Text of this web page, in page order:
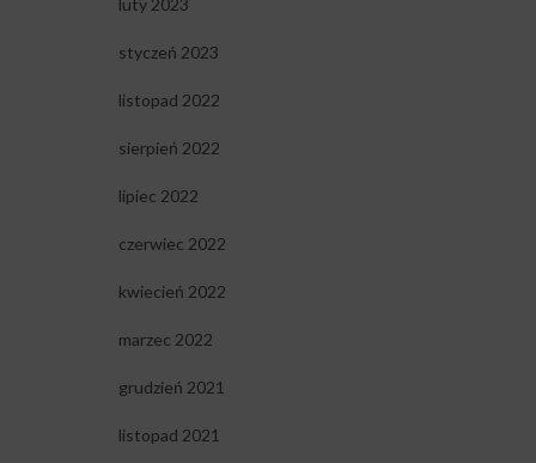
styczeń 2023
listopad 2022
sierpień 2022
lipiec 2022
czerwiec 2022
kwiecień 2022
marzec 2022
grudzień 2021
listopad 2021